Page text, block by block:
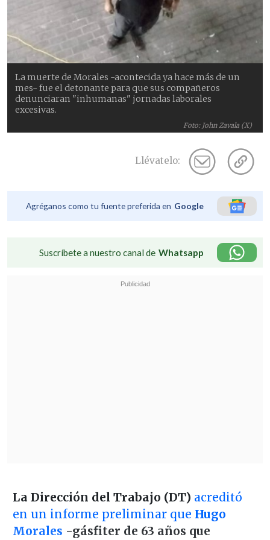
Foto: John Zavala (X)
La muerte de Morales -acontecida ya hace más de un
mes- fue el detonante para que sus compañeros
denunciaran "inhumanas" jornadas laborales
excesivas.
Llévatelo:
Agréganos como tu fuente preferida en Google
Suscríbete a nuestro canal de Whatsapp
La Dirección del Trabajo (DT) acreditó
en un informe preliminar que Hugo
Morales -gásfiter de 63 años que